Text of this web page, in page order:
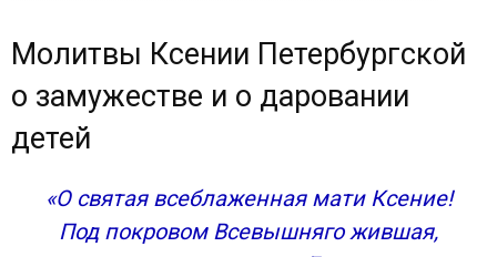
замужестве и о даровании детей
здравии
Молитва Ксении Петербургской о семейной
Молитва Ксении Блаженной о помощи
Сохранить акафист в социальных сетях:
Молитвы Ксении Петербургской
о замужестве и о даровании
детей
«О святая всеблаженная мати Ксение!
Под покровом Всевышняго жившая,